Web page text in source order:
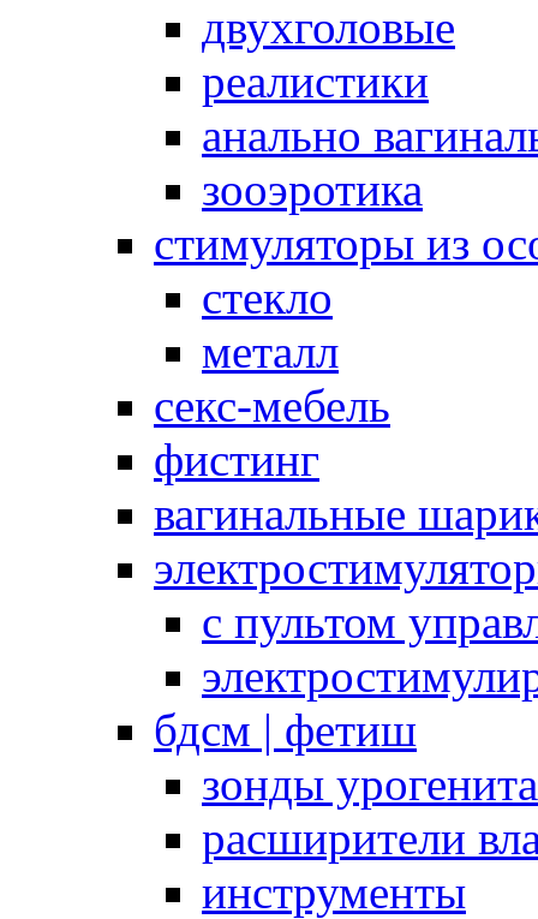
двухголовые
реалистики
анально
зооэротика
стимуляторы из
стекло
металл
секс-мебель
фистинг
вагинальные
с пультом
бдсм | фетиш
зонды
расширители
инструменты